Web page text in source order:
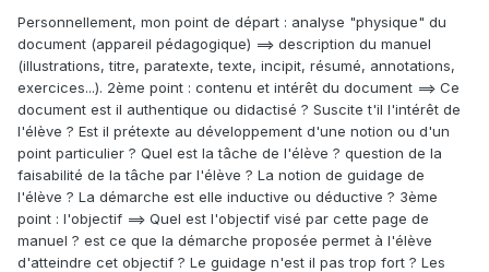
Personnellement, mon point de départ : analyse "physique" du
document (appareil pédagogique) ==> description du manuel
(illustrations, titre, paratexte, texte, incipit, résumé, annotations,
exercices...). 2ème point : contenu et intérêt du document ==> Ce
document est il authentique ou didactisé ? Suscite t'il l'intérêt de
l'élève ? Est il prétexte au développement d'une notion ou d'un
point particulier ? Quel est la tâche de l'élève ? question de la
faisabilité de la tâche par l'élève ? La notion de guidage de
l'élève ? La démarche est elle inductive ou déductive ? 3ème
point : l'objectif ==> Quel est l'objectif visé par cette page de
manuel ? est ce que la démarche proposée permet à l'élève
d'atteindre cet objectif ? Le guidage n'est il pas trop fort ? Les